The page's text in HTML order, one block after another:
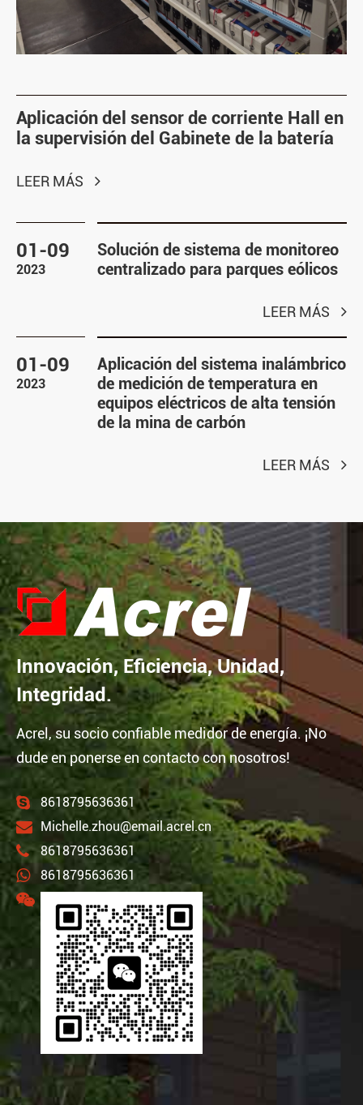
Aplicación del sensor de corriente Hall en
la supervisión del Gabinete de la batería
LEER MÁS
01-09
2023
Solución de sistema de monitoreo
centralizado para parques eólicos
LEER MÁS
01-09
2023
Aplicación del sistema inalámbrico
de medición de temperatura en
equipos eléctricos de alta tensión
de la mina de carbón
LEER MÁS
Innovación, Eficiencia, Unidad,
Integridad.
Acrel, su socio confiable medidor de energía. ¡No
dude en ponerse en contacto con nosotros!
8618795636361
Michelle.zhou@email.acrel.cn
8618795636361
8618795636361